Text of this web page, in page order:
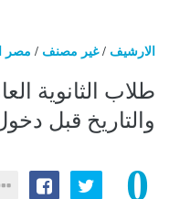
الارشيف /غير مصنف / مصر
طلاب الثانوية
والتاريخ قبل
0